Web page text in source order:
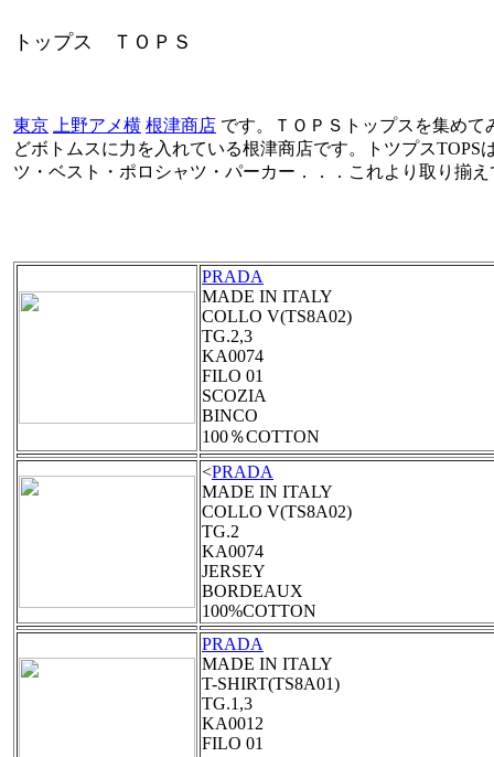
トップス ＴＯＰＳ
東京 上野アメ横 根津商店 です。ＴＯＰＳトップスを集め
どボトムスに力を入れている根津商店です。トツプスTOPS
ツ・ベスト・ポロシャツ・パーカー．．．これより取り揃
PRADA
MADE IN ITALY
COLLO V(TS8A02)
TG.2,3
KA0074
FILO 01
SCOZIA
BINCO
100％COTTON
<PRADA
MADE IN ITALY
COLLO V(TS8A02)
TG.2
KA0074
JERSEY
BORDEAUX
100%COTTON
PRADA
MADE IN ITALY
T-SHIRT(TS8A01)
TG.1,3
KA0012
FILO 01